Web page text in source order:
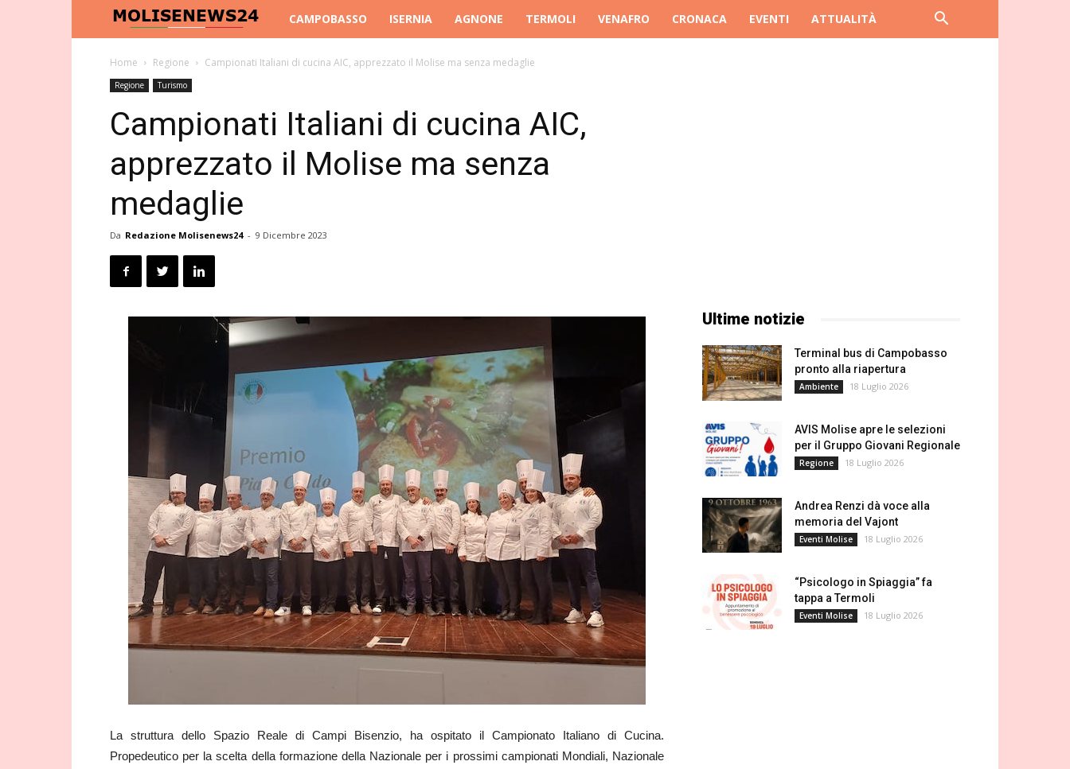
Molise
News
CAMPOBASSO ISERNIA AGNONE TERMOLI VENAFRO CRONACA EVENTI ATTUALITÀ
Home Regione Campionati Italiani di cucina AIC, apprezzato il Molise ma senza medaglie
Regione Turismo
Campionati Italiani di cucina AIC,
apprezzato il Molise ma senza
medaglie
Da Redazione Molisenews24 - 9 Dicembre 2023
La struttura dello Spazio Reale di Campi Bisenzio, ha ospitato il Campionato Italiano di Cucina.
Propedeutico per la scelta della formazione della Nazionale per i prossimi campionati Mondiali, Nazionale
Ultime notizie
Terminal bus di Campobasso
pronto alla riapertura
Ambiente 18 Luglio 2026
AVIS Molise apre le selezioni
per il Gruppo Giovani Regionale
Regione 18 Luglio 2026
Andrea Renzi dà voce alla
memoria del Vajont
Eventi Molise 18 Luglio 2026
“Psicologo in Spiaggia” fa
tappa a Termoli
Eventi Molise 18 Luglio 2026